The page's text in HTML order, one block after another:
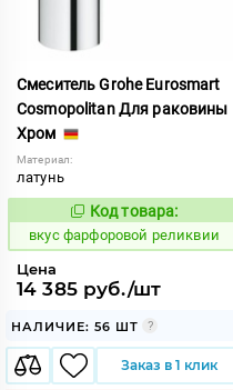
Смеситель Grohe Eurosmart
Cosmopolitan Для раковины
Хром
Материал:
латунь
Код:
185830
Код товара:
вкус фарфоровой реликвии
Цена
14 385 руб./шт
НАЛИЧИЕ: 56 ШТ
Заказ в 1 клик